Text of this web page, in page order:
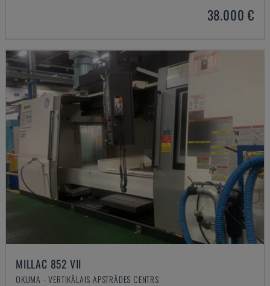
38.000 €
MILLAC 852 VII
OKUMA - VERTIKĀLAIS APSTRĀDES CENTRS